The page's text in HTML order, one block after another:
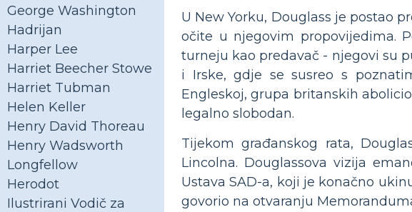
George Washington
Hadrijan
Harper Lee
Harriet Beecher Stowe
Harriet Tubman
Helen Keller
Henry David Thoreau
Henry Wadsworth
Longfellow
Herodot
Ilustrirani Vodič za
U New Yorku, Douglass je postao
očite u njegovim propovijedima.
turneju kao predavač - njegovi su
i Irske, gdje se susreo s
Engleskoj, grupa britanskih
legalno slobodan.
Tijekom građanskog rata,
Lincolna. Douglassova vizija
Ustava SAD-a, koji je konačno
govorio na otvaranju